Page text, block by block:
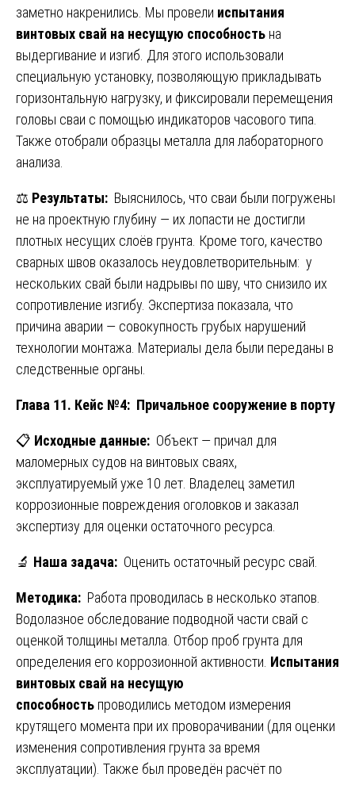
заметно накренились. Мы провели испытания
винтовых свай на несущую способность на
выдергивание и изгиб. Для этого использовали
специальную установку, позволяющую прикладывать
горизонтальную нагрузку, и фиксировали перемещения
головы сваи с помощью индикаторов часового типа.
Также отобрали образцы металла для лабораторного
анализа.
⚖️ Результаты: Выяснилось, что сваи были погружены
не на проектную глубину — их лопасти не достигли
плотных несущих слоёв грунта. Кроме того, качество
сварных швов оказалось неудовлетворительным: у
нескольких свай были надрывы по шву, что снизило их
сопротивление изгибу. Экспертиза показала, что
причина аварии — совокупность грубых нарушений
технологии монтажа. Материалы дела были переданы в
следственные органы.
Глава 11. Кейс №4: Причальное сооружение в порту
📋 Исходные данные: Объект — причал для
маломерных судов на винтовых сваях,
эксплуатируемый уже 10 лет. Владелец заметил
коррозионные повреждения оголовков и заказал
экспертизу для оценки остаточного ресурса.
🔬 Наша задача: Оценить остаточный ресурс свай.
Методика: Работа проводилась в несколько этапов.
Водолазное обследование подводной части свай с
оценкой толщины металла. Отбор проб грунта для
определения его коррозионной активности. Испытания
винтовых свай на несущую
способность проводились методом измерения
крутящего момента при их проворачивании (для оценки
изменения сопротивления грунта за время
эксплуатации). Также был проведён расчёт по